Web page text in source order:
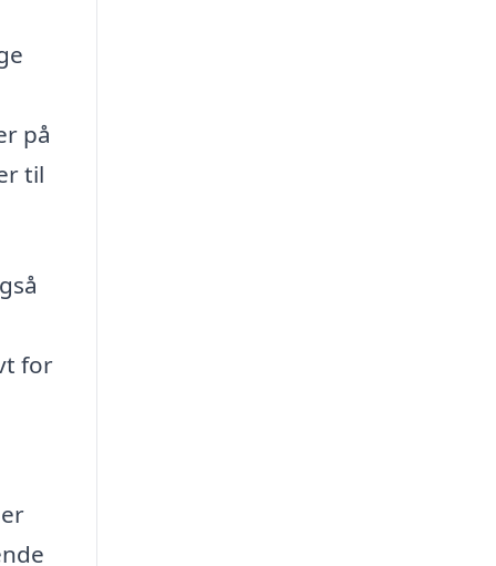
på
til
for